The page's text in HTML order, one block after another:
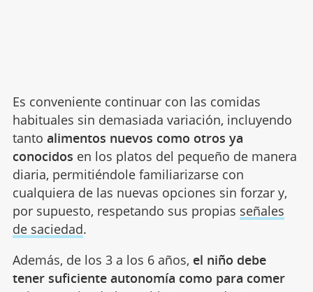
Es conveniente continuar con las comidas
habituales sin demasiada variación, incluyendo
tanto alimentos nuevos como otros ya
conocidos en los platos del pequeño de manera
diaria, permitiéndole familiarizarse con
cualquiera de las nuevas opciones sin forzar y,
por supuesto, respetando sus propias señales
de saciedad.
Además, de los 3 a los 6 años, el niño debe
tener suficiente autonomía como para comer